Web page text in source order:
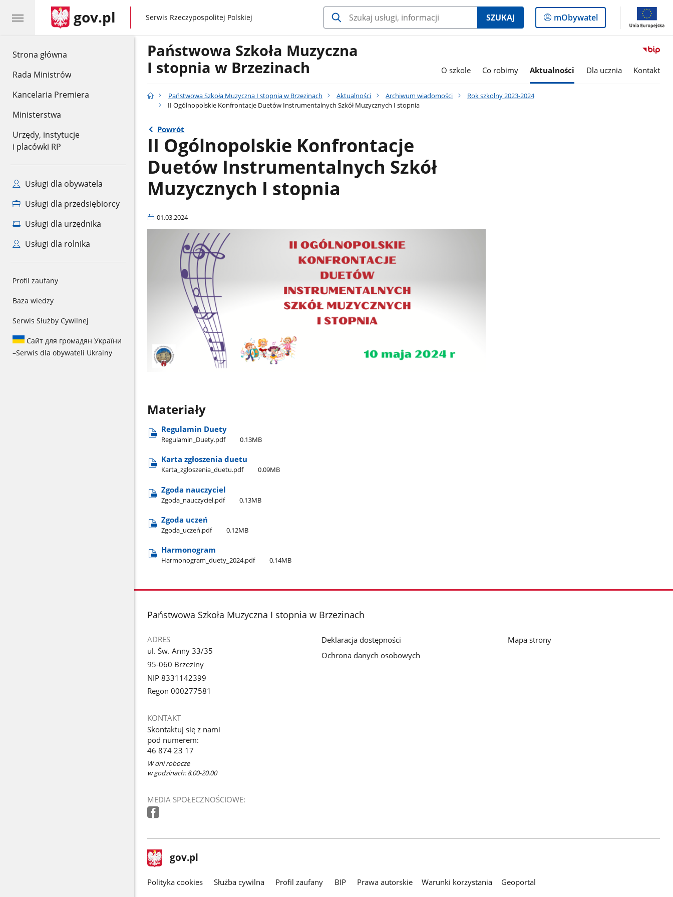
Strona główna
Rada Ministrów
Kancelaria Premiera
Ministerstwa
Urzędy, instytucje
i placówki RP
Usługi dla obywatela
Usługi dla przedsiębiorcy
Usługi dla urzędnika
Usługi dla rolnika
Profil zaufany
Baza wiedzy
Serwis Służby Cywilnej
Сайт для громадян України
–Serwis dla obywateli Ukrainy
gov.pl gov.pl
Serwis Rzeczypospolitej Polskiej SZUKAJ
Logowanie
do
mObywatel
Państwowa Szkoła Muzyczna
I stopnia w Brzezinach
O szkole Co robimy Aktualności Dla ucznia Kontakt
Państwowa Szkoła Muzyczna I stopnia w Brzezinach Aktualności Archiwum wiadomości
Rok szkolny 2023-2024
II Ogólnopolskie Konfrontacje Duetów Instrumentalnych Szkół Muzycznych I stopnia
Powrót
II Ogólnopolskie Konfrontacje
Duetów Instrumentalnych Szkół
Muzycznych I stopnia
01.03.2024
Materiały
Regulamin Duety
Regulamin​_Duety.pdf 0.13MB
Karta zgłoszenia duetu
Karta​_zgłoszenia​_duetu.pdf 0.09MB
Zgoda nauczyciel
Zgoda​_nauczyciel.pdf 0.13MB
Zgoda uczeń
Zgoda​_uczeń.pdf 0.12MB
Harmonogram
Harmonogram​_duety​_2024.pdf 0.14MB
stopka
Państwowa Szkoła Muzyczna I stopnia w Brzezinach
ADRES
ul. Św. Anny 33/35
95-060 Brzeziny
NIP 8331142399
Regon 000277581
KONTAKT
Skontaktuj się z nami
pod numerem:
46 874 23 17
W dni robocze
w godzinach: 8.00-20.00
MEDIA SPOŁECZNOŚCIOWE:
Deklaracja dostępności
Ochrona danych osobowych
Mapa strony
stopka
gov.pl Strona
gov.pl
gov.pl
Polityka cookies Służba cywilna Profil zaufany BIP Prawa autorskie Warunki korzystania
Geoportal